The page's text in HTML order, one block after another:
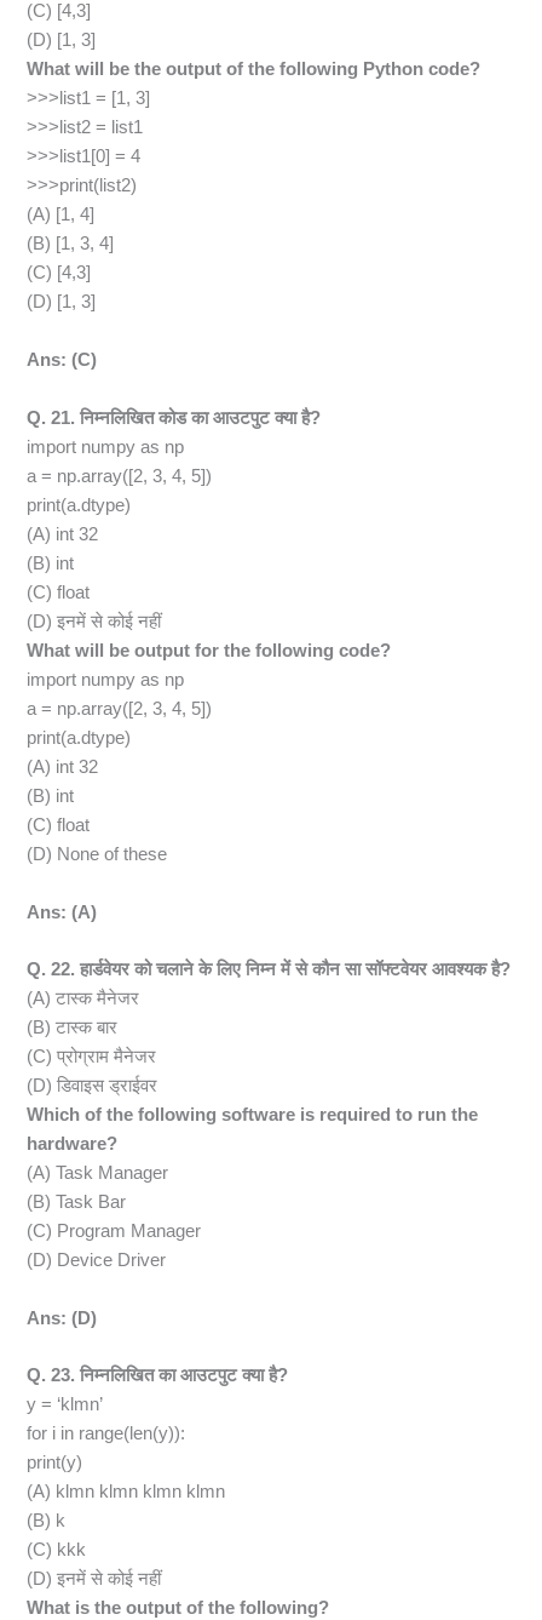
(C) [4,3]
(D) [1, 3]
What will be the output of the following Python code?
>>>list1 = [1, 3]
>>>list2 = list1
>>>list1[0] = 4
>>>print(list2)
(A) [1, 4]
(B) [1, 3, 4]
(C) [4,3]
(D) [1, 3]
Ans: (C)
Q. 21. निम्नलिखित कोड का आउटपुट क्या है?
import numpy as np
a = np.array([2, 3, 4, 5])
print(a.dtype)
(A) int 32
(B) int
(C) float
(D) इनमें से कोई नहीं
What will be output for the following code?
import numpy as np
a = np.array([2, 3, 4, 5])
print(a.dtype)
(A) int 32
(B) int
(C) float
(D) None of these
Ans: (A)
Q. 22. हार्डवेयर को चलाने के लिए निम्न में से कौन सा सॉफ्टवेयर आवश्यक है?
(A) टास्क मैनेजर
(B) टास्क बार
(C) प्रोग्राम मैनेजर
(D) डिवाइस ड्राईवर
Which of the following software is required to run the
hardware?
(A) Task Manager
(B) Task Bar
(C) Program Manager
(D) Device Driver
Ans: (D)
Q. 23. निम्नलिखित का आउटपुट क्या है?
y = ‘klmn’
for i in range(len(y)):
print(y)
(A) klmn klmn klmn klmn
(B) k
(C) kkk
(D) इनमें से कोई नहीं
What is the output of the following?